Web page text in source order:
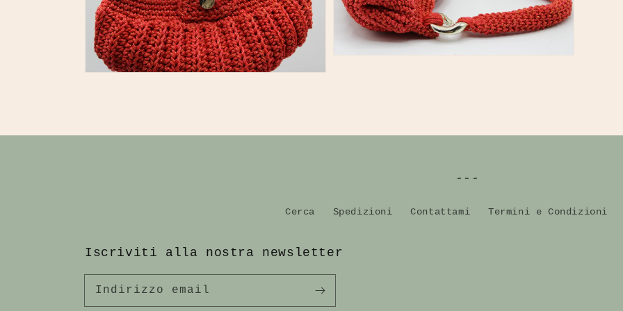
12
dei
contenuti
multimediali
nella
modalità
galleria
contenuti
multimediali
nella
---
Cerca Spedizioni Contattami Termini e Condizioni
Iscriviti alla nostra newsletter
Indirizzo email